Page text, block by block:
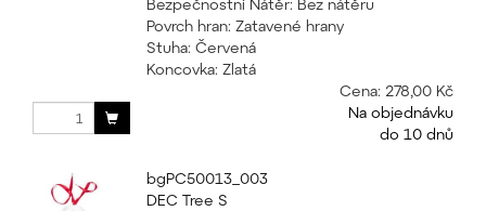
Bezpečnostní Nátěr: Bez nátěru
Povrch hran: Zatavené hrany
Stuha: Červená
Koncovka: Zlatá
Cena: 278,00 Kč
Na objednávku
do 10 dnů
bgPC50013_003
DEC Tree S